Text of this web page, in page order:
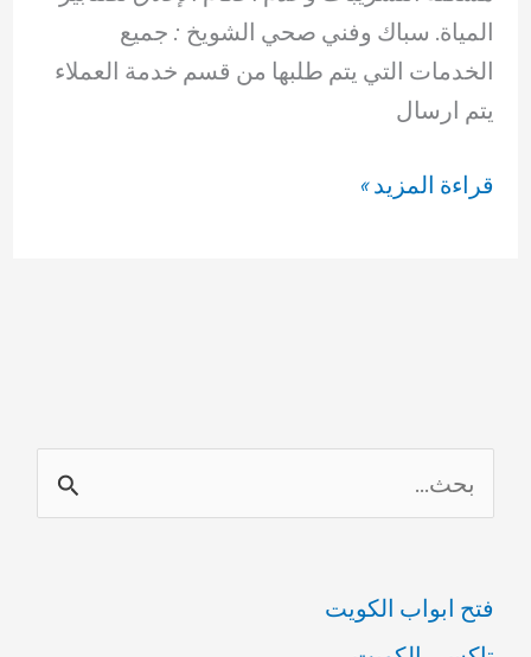
المياة. سباك وفني صحي الشويخ : جميع
الخدمات التي يتم طلبها من قسم خدمة العملاء
يتم ارسال
سباك
قراءة المزيد »
ل
ح
فتح ابواب الكويت